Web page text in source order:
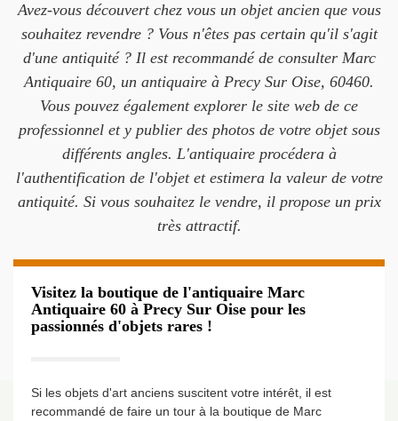
Avez-vous découvert chez vous un objet ancien que vous
souhaitez revendre ? Vous n'êtes pas certain qu'il s'agit
d'une antiquité ? Il est recommandé de consulter Marc
Antiquaire 60, un antiquaire à Precy Sur Oise, 60460.
Vous pouvez également explorer le site web de ce
professionnel et y publier des photos de votre objet sous
différents angles. L'antiquaire procédera à
l'authentification de l'objet et estimera la valeur de votre
antiquité. Si vous souhaitez le vendre, il propose un prix
très attractif.
Visitez la boutique de l'antiquaire Marc
Antiquaire 60 à Precy Sur Oise pour les
passionnés d'objets rares !
Si les objets d'art anciens suscitent votre intérêt, il est
recommandé de faire un tour à la boutique de Marc